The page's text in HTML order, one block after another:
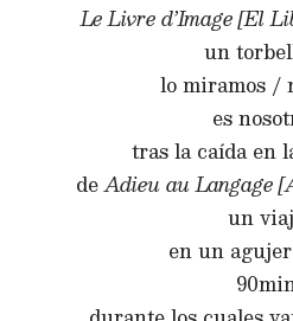
Le Livre d’Image[El
un
lo miramos /
es
tras la caída en
deAdieu au Langage
un
en un